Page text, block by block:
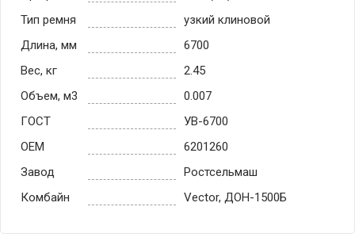
Тип ремня
узкий клиновой
Длина, мм
6700
Вес, кг
2.45
Объем, м3
0.007
ГОСТ
УВ-6700
OEM
6201260
Завод
Ростсельмаш
Комбайн
Vector, ДОН-1500Б